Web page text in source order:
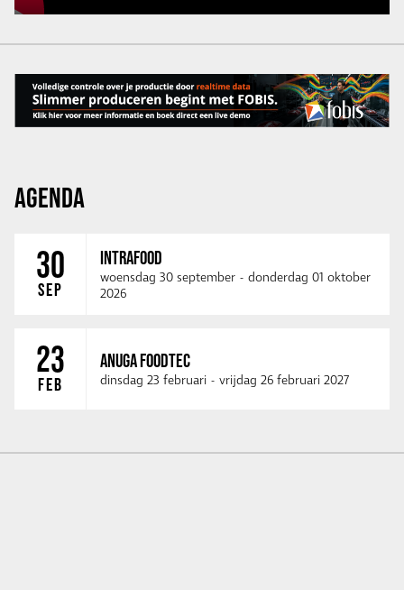
AGENDA
30
SEP
INTRAFOOD
woensdag 30 september - donderdag 01 oktober
2026
23
FEB
ANUGA FOODTEC
dinsdag 23 februari - vrijdag 26 februari 2027